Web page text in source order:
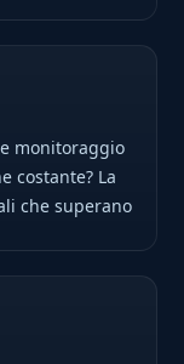
monitoraggio
costante? La
che superano